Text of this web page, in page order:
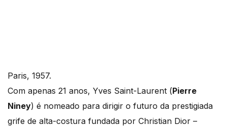
Paris, 1957.
Com apenas 21 anos, Yves Saint-Laurent (Pierre
Niney) é nomeado para dirigir o futuro da prestigiada
grife de alta-costura fundada por Christian Dior –